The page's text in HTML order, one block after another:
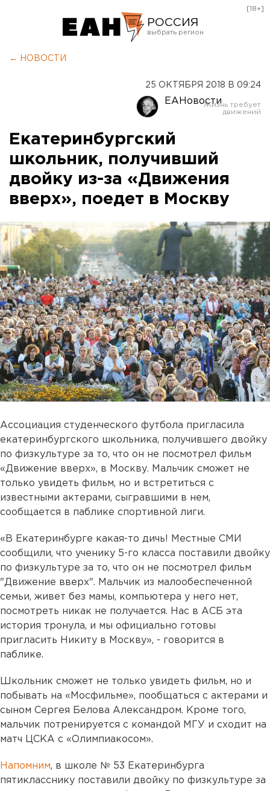
РОССИЯ
Оренбург
[18+]
← НОВОСТИ
25 ОКТЯБРЯ 2018 В 09:24
ЕАНовости
Екатеринбургский
школьник, получивший
двойку из-за «Движения
вверх», поедет в Москву
Ассоциация студенческого футбола пригласила
екатеринбургского школьника, получившего двойку
по физкультуре за то, что он не посмотрел фильм
«Движение вверх», в Москву. Мальчик сможет не
только увидеть фильм, но и встретиться с
известными актерами, сыгравшими в нем,
сообщается в паблике спортивной лиги.
«В Екатеринбурге какая-то дичь! Местные СМИ
сообщили, что ученику 5-го класса поставили двойку
по физкультуре за то, что он не посмотрел фильм
"Движение вверх". Мальчик из малообеспеченной
семьи, живет без мамы, компьютера у него нет,
посмотреть никак не получается. Нас в АСБ эта
история тронула, и мы официально готовы
пригласить Никиту в Москву», - говорится в
паблике.
Школьник сможет не только увидеть фильм, но и
побывать на «Мосфильме», пообщаться с актерами и
сыном Сергея Белова Александром. Кроме того,
мальчик потренируется с командой МГУ и сходит на
матч ЦСКА с «Олимпиакосом».
Напомним, в школе № 53 Екатеринбурга
пятикласснику поставили двойку по физкультуре за